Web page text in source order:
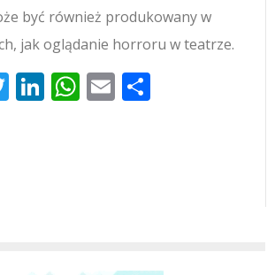
być również produkowany w
jak oglądanie horroru w teatrze.
Twitter
LinkedIn
WhatsApp
Email